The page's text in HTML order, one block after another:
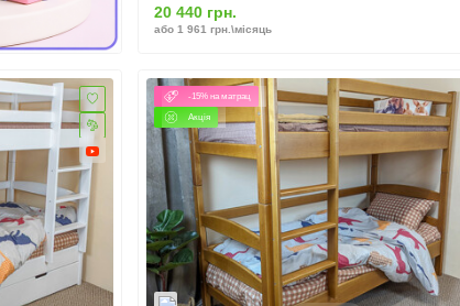
20 440 грн.
або 1 961 грн.\місяць
-15% на матрац
Акція